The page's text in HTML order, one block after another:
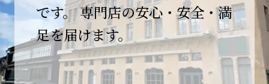
誠に勝手ながら、弊社開業10周年イベント開催
の為、
４月２６日(日)は臨時休業とさせていただきま
す。
これもひとえに皆様のご支援の賜物と、心より感謝申し上
げます。
です。 専門店の安心・安全・満
足を届けます。